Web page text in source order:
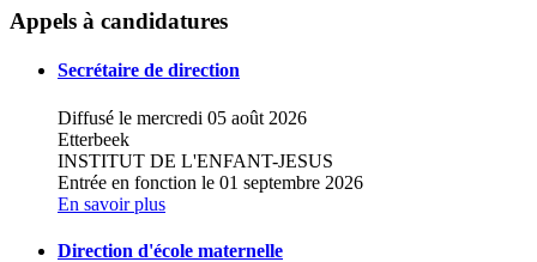
Appels à candidatures
Secrétaire de direction
Diffusé le mercredi 05 août 2026
Etterbeek
INSTITUT DE L'ENFANT-JESUS
Entrée en fonction le 01 septembre 2026
En savoir plus
Direction d'école maternelle